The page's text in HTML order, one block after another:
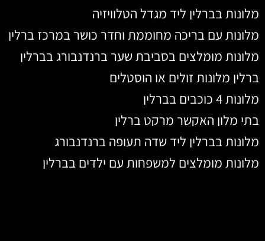
מלונות בברלין ליד מגדל הטלוויזיה
מלונות עם בריכה מחוממת וחדר כושר במרכז ברלין
מלונות מומלצים בסביבת שער ברנדנבורג בברלין
ברלין מלונות זולים או הוסטלים
מלונות 4 כוכבים בברלין
בתי מלון האקשר מרקט ברלין
מלונות בברלין ליד שדה תעופה ברנדנבורג
מלונות מומלצים למשפחות עם ילדים בברלין